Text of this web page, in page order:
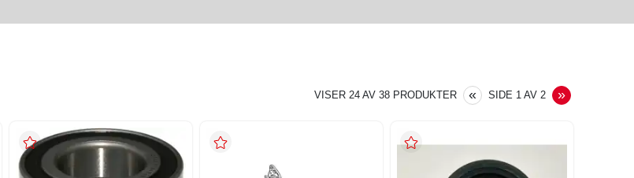
VISER 24 AV 38 PRODUKTER «PREVIOUS
SIDE 1 AV 2 »NEXT